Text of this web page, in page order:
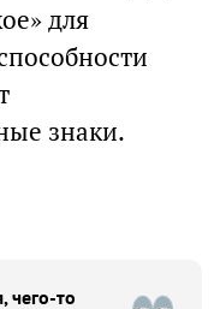
для
знаки.
чего-то